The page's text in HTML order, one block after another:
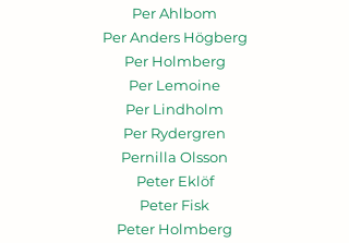
Per Ahlbom
Per Anders Högberg
Per Holmberg
Per Lemoine
Per Lindholm
Per Rydergren
Pernilla Olsson
Peter Eklöf
Peter Fisk
Peter Holmberg